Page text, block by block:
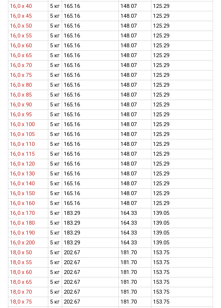
16,0 x 40
5 кг 165.16 148.07
125.29
16,0 x 45
5 кг 165.16 148.07
125.29
16,0 x 50
5 кг 165.16 148.07
125.29
16,0 x 55
5 кг 165.16 148.07
125.29
16,0 x 60
5 кг 165.16 148.07
125.29
16,0 x 65
5 кг 165.16 148.07
125.29
16,0 x 70
5 кг 165.16 148.07
125.29
16,0 x 75
5 кг 165.16 148.07
125.29
16,0 x 80
5 кг 165.16 148.07
125.29
16,0 х 85
5 кг 165.16 148.07
125.29
16,0 x 90
5 кг 165.16 148.07
125.29
16,0 х 95
5 кг 165.16 148.07
125.29
16,0 x 100
5 кг 165.16 148.07
125.29
16,0 х 105
5 кг 165.16 148.07
125.29
16,0 x 110
5 кг 165.16 148.07
125.29
16,0 х 115
5 кг 165.16 148.07
125.29
16,0 x 120
5 кг 165.16 148.07
125.29
16,0 x 130
5 кг 165.16 148.07
125.29
16,0 x 140
5 кг 165.16 148.07
125.29
16,0 x 150
5 кг 165.16 148.07
125.29
16,0 x 160
5 кг 165.16 148.07
125.29
16,0 х 170
5 кг 183.29 164.33
139.05
16,0 x 180
5 кг 183.29 164.33
139.05
16,0 х 190
5 кг 183.29 164.33
139.05
16,0 x 200
5 кг 183.29 164.33
139.05
18,0 x 50
5 кг 202.67 181.70
153.75
18,0 x 55
5 кг 202.67 181.70
153.75
18,0 x 60
5 кг 202.67 181.70
153.75
18,0 х 65
5 кг 202.67 181.70
153.75
18,0 x 70
5 кг 202.67 181.70
153.75
18,0 x 75
5 кг 202.67 181.70
153.75